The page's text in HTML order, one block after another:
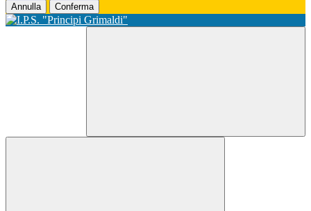
Annulla Conferma